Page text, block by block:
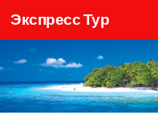
Skip to content
Экспресс Тур